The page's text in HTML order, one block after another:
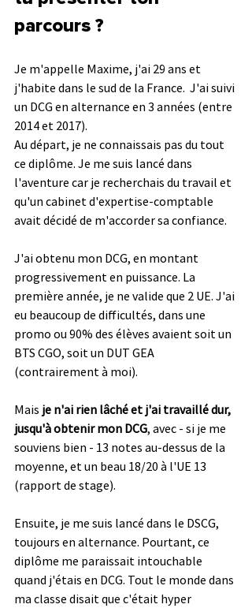
parcours ?
Je m'appelle Maxime, j'ai 29 ans et
j'habite dans le sud de la France.  J'ai suivi
un DCG en alternance en 3 années (entre
2014 et 2017).
Au départ, je ne connaissais pas du tout
ce diplôme. Je me suis lancé dans
l'aventure car je recherchais du travail et
qu'un cabinet d'expertise-comptable
avait décidé de m'accorder sa confiance.
J'ai obtenu mon DCG, en montant
progressivement en puissance. La
première année, je ne valide que 2 UE. J'ai
eu beaucoup de difficultés, dans une
promo ou 90% des élèves avaient soit un
BTS CGO, soit un DUT GEA
(contrairement à moi).
Mais je n'ai rien lâché et j'ai travaillé dur,
jusqu'à obtenir mon DCG, avec - si je me
souviens bien - 13 notes au-dessus de la
moyenne, et un beau 18/20 à l'UE 13
(rapport de stage).
Ensuite, je me suis lancé dans le DSCG,
toujours en alternance. Pourtant, ce
diplôme me paraissait intouchable
quand j'étais en DCG. Tout le monde dans
ma classe disait que c'était hyper